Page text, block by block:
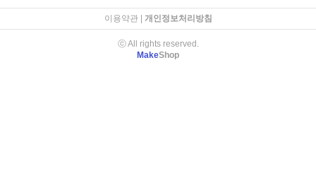
이용약관| 개인정보처리방침
ⓒ All rights reserved.
MakeShop